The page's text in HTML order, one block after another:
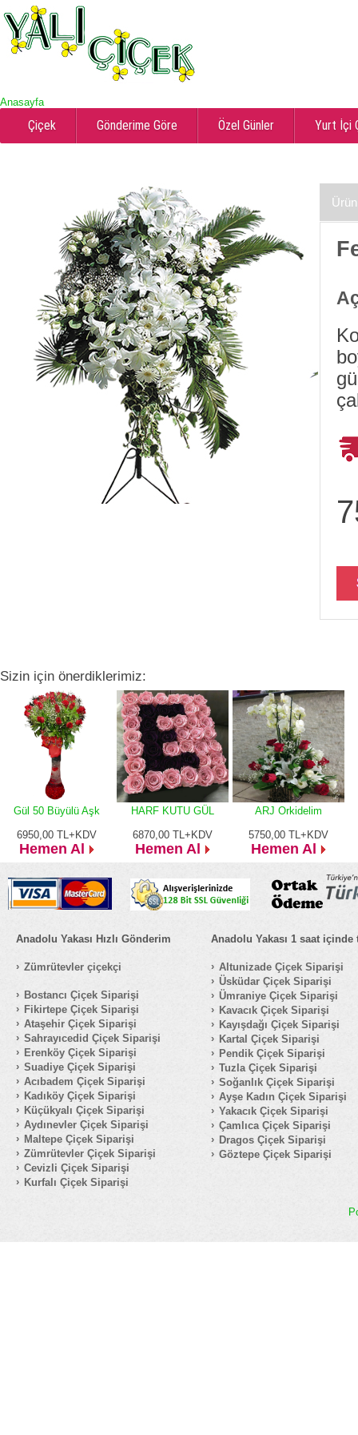
Anasayfa
Çiçek Gönderime Göre Özel Günler Yurt İçi
Sizin için önerdiklerimiz:
Gül 50 Büyülü Aşk
6950,00 TL+KDV
Hemen Al
HARF KUTU GÜL
6870,00 TL+KDV
Hemen Al
ARJ Orkidelim
5750,00 TL+KDV
Hemen Al
Anadolu Yakası Hızlı Gönderim
Zümrütevler çiçekçi
Bostancı Çiçek Siparişi
Fikirtepe Çiçek Siparişi
Ataşehir Çiçek Siparişi
Sahrayıcedid Çiçek Siparişi
Erenköy Çiçek Siparişi
Suadiye Çiçek Siparişi
Acıbadem Çiçek Siparişi
Kadıköy Çiçek Siparişi
Küçükyalı Çiçek Siparişi
Aydınevler Çiçek Siparişi
Maltepe Çiçek Siparişi
Zümrütevler Çiçek Siparişi
Cevizli Çiçek Siparişi
Kurfalı Çiçek Siparişi
Anadolu Yakası 1 saat içinde
Altunizade Çiçek Siparişi
Üsküdar Çiçek Siparişi
Ümraniye Çiçek Siparişi
Kavacık Çiçek Siparişi
Kayışdağı Çiçek Siparişi
Kartal Çiçek Siparişi
Pendik Çiçek Siparişi
Tuzla Çiçek Siparişi
Soğanlık Çiçek Siparişi
Ayşe Kadın Çiçek Siparişi
Yakacık Çiçek Siparişi
Çamlıca Çiçek Siparişi
Dragos Çiçek Siparişi
Göztepe Çiçek Siparişi